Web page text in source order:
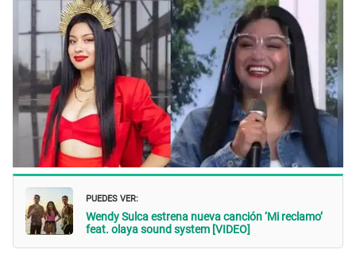
PUEDES VER:
Wendy Sulca estrena nueva canción ‘Mi reclamo’
feat. olaya sound system [VIDEO]